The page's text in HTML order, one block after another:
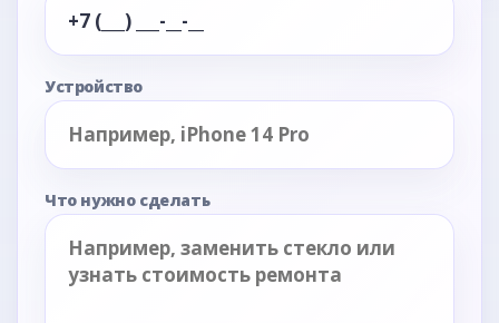
Устройство
Что нужно сделать